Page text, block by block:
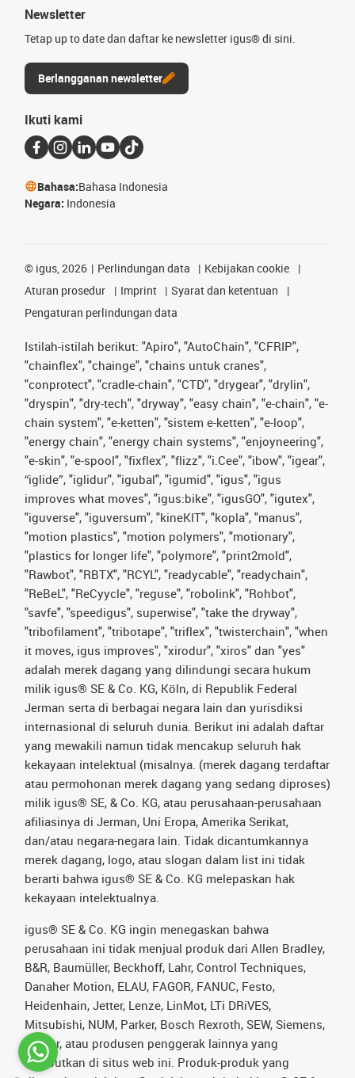
Newsletter
Tetap up to date dan daftar ke newsletter igus® di sini.
Berlangganan newsletter
Ikuti kami
Bahasa:Bahasa Indonesia
Negara: Indonesia
© igus, 2026 Perlindungan data
Kebijakan cookie
Aturan prosedur
Imprint
Syarat dan ketentuan
Pengaturan perlindungan data
Istilah-istilah berikut: "Apiro", "AutoChain", "CFRIP",
"chainflex", "chainge", "chains untuk cranes",
"conprotect", "cradle-chain", "CTD", "drygear", "drylin",
"dryspin", "dry-tech", "dryway", "easy chain", "e-chain", "e-
chain system", "e-ketten", "sistem e-ketten", "e-loop",
"energy chain", "energy chain systems", "enjoyneering",
"e-skin", "e-spool", "fixflex", "flizz", "i.Cee", "ibow", "igear",
“iglide”, "iglidur", "igubal", "igumid", "igus", "igus
improves what moves", "igus:bike", "igusGO", "igutex",
"iguverse", "iguversum", "kineKIT", "kopla", "manus",
"motion plastics", "motion polymers", "motionary",
"plastics for longer life", "polymore", "print2mold",
"Rawbot", "RBTX", "RCYL", "readycable", "readychain",
"ReBeL", "ReCyycle", "reguse", "robolink", "Rohbot",
"savfe", "speedigus", superwise", "take the dryway",
"tribofilament", "tribotape", "triflex", "twisterchain", "when
it moves, igus improves", "xirodur", "xiros" dan "yes"
adalah merek dagang yang dilindungi secara hukum
milik igus® SE & Co. KG, Köln, di Republik Federal
Jerman serta di berbagai negara lain dan yurisdiksi
internasional di seluruh dunia. Berikut ini adalah daftar
yang mewakili namun tidak mencakup seluruh hak
kekayaan intelektual (misalnya. (merek dagang terdaftar
atau permohonan merek dagang yang sedang diproses)
milik igus® SE, & Co. KG, atau perusahaan-perusahaan
afiliasinya di Jerman, Uni Eropa, Amerika Serikat,
dan/atau negara-negara lain. Tidak dicantumkannya
merek dagang, logo, atau slogan dalam list ini tidak
berarti bahwa igus® SE & Co. KG melepaskan hak
kekayaan intelektualnya.
igus® SE & Co. KG ingin menegaskan bahwa
perusahaan ini tidak menjual produk dari Allen Bradley,
B&R, Baumüller, Beckhoff, Lahr, Control Techniques,
Danaher Motion, ELAU, FAGOR, FANUC, Festo,
Heidenhain, Jetter, Lenze, LinMot, LTi DRiVES,
Mitsubishi, NUM, Parker, Bosch Rexroth, SEW, Siemens,
Stöber, atau produsen penggerak lainnya yang
disebutkan di situs web ini. Produk-produk yang